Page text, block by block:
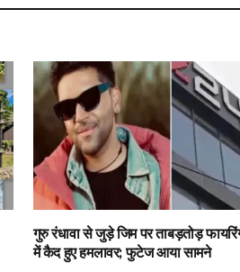
गुरु रंधावा से जुड़े जिम पर ताबड़तोड़
में कैद हुए हमलावर; फुटेज आया सामने